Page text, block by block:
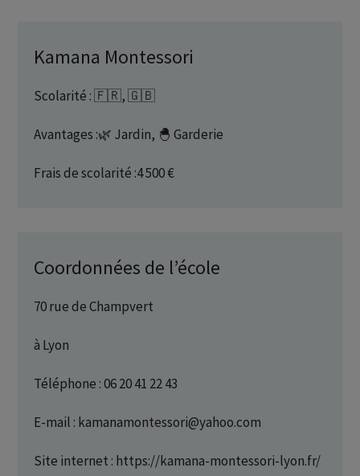
Kamana Montessori
Scolarité : 🇫🇷, 🇬🇧
Avantages :🌿 Jardin, 🐣 Garderie
Frais de scolarité :4 500 €
Coordonnées de l’école
70 rue de Champvert
à Lyon
Téléphone : 06 20 41 22 43
E-mail : kamanamontessori@yahoo.com
Site internet : https://kamana-montessori-lyon.fr/